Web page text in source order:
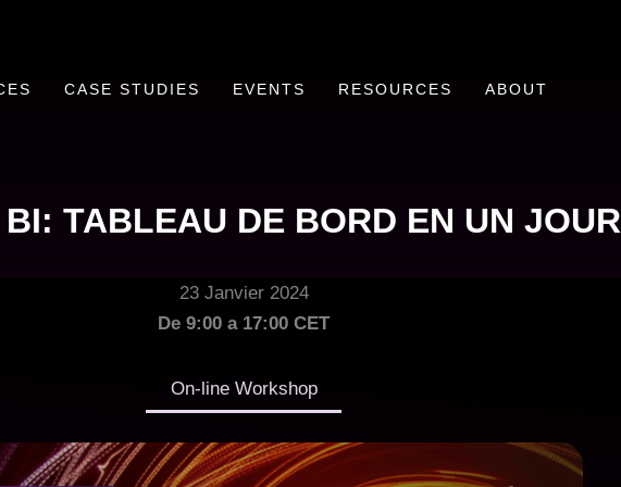
CASE STUDIES EVENTS RESOURCES ABOUT
BI: TABLEAU DE BORD EN UN JOUR
23 Janvier 2024
De 9:00 a 17:00 CET
On-line Workshop